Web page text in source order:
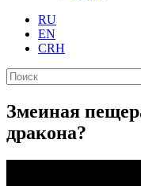
RU
EN
CRH
Змеиная
дракона?